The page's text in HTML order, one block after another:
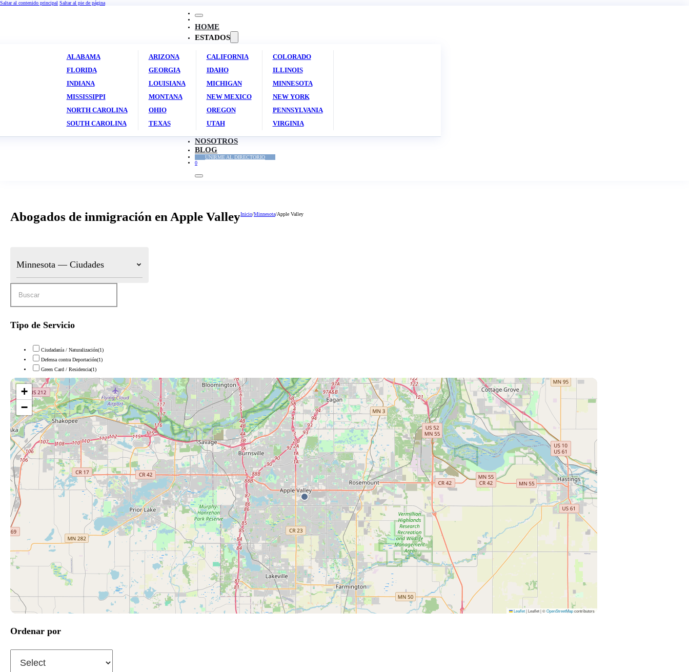
Saltar al contenido principal Saltar al pie de página
HOME
ESTADOS
ALABAMA ARIZONA CALIFORNIA
COLORADO
FLORIDA
GEORGIA IDAHO
ILLINOIS
INDIANA
LOUISIANA MICHIGAN
MINNESOTA
MISSISSIPPI
MONTANA NEW MEXICO
NEW YORK
NORTH CAROLINA
OHIO OREGON
PENNSYLVANIA
SOUTH CAROLINA
TEXAS UTAH VIRGINIA
NOSOTROS
BLOG
UNIRME AL DIRECTORIO
0
Abogados de inmigración en Apple ValleyInicio/Minnesota/Apple Valley
Minnesota — Ciudades
Tipo de Servicio
Ciudadanía / Naturalización(1)
Defensa contra Deportación(1)
Green Card / Residencia(1)
+
−
Leaflet|Leaflet | ©OpenStreetMapcontributors
Ordenar por